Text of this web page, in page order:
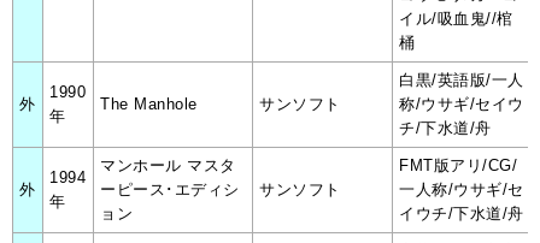
イル/吸血鬼//棺
桶
外
1990
年
The Manhole サンソフト
白黒/英語版/一人
称/ウサギ/セイウ
チ/下水道/舟
外
1994
年
マンホール マスタ
ーピース･エディシ
ョン
サンソフト
FMT版アリ/CG/
一人称/ウサギ/セ
イウチ/下水道/舟